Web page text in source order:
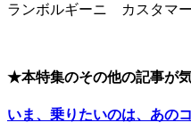
ランボルギーニ カスタマ
★本特集のその他の記事が
いま、乗りたいのは、あの